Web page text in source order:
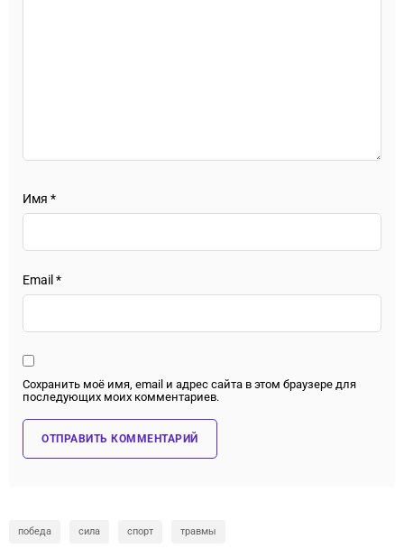
Имя *
Email *
Сохранить моё имя, email и адрес сайта в этом браузере для
последующих моих комментариев.
победа сила спорт травмы